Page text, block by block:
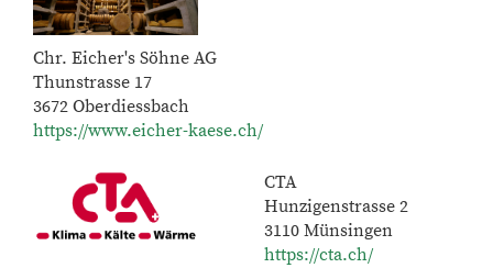
Chr. Eicher's Söhne AG
Thunstrasse 17
3672 Oberdiessbach
https://www.eicher-kaese.ch/
CTA
Hunzigenstrasse 2
3110 Münsingen
https://cta.ch/